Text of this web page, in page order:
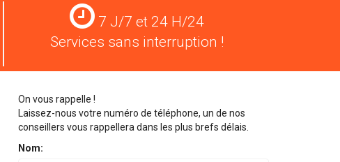
Services
24
H/24
7 J/7 et 24 H/24
Services sans interruption !
On vous rappelle !
Laissez-nous votre numéro de téléphone, un de nos
conseillers vous rappellera dans les plus brefs délais.
Nom: